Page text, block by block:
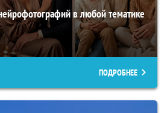
в любой тематике
ПОДРОБНЕЕ